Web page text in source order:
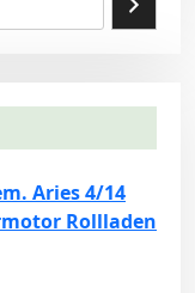
Aries 4/14
Rollladen